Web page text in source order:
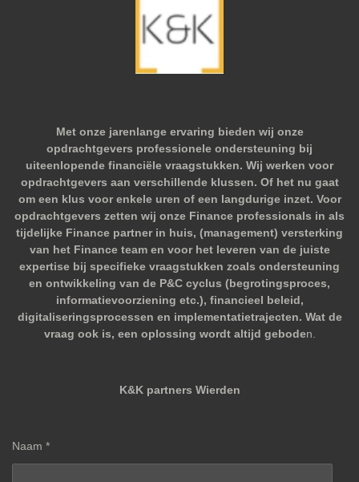
Met onze jarenlange ervaring bieden wij onze
opdrachtgevers professionele ondersteuning bij
uiteenlopende financiële vraagstukken. Wij werken voor
opdrachtgevers aan verschillende klussen. Of het nu gaat
om een klus voor enkele uren of een langdurige inzet. Voor
opdrachtgevers zetten wij onze Finance professionals in als
tijdelijke Finance partner in huis, (management) versterking
van het Finance team en voor het leveren van de juiste
expertise bij specifieke vraagstukken zoals ondersteuning
en ontwikkeling van de P&C cyclus (begrotingsproces,
informatievoorziening etc.), financieel beleid,
digitaliseringsprocessen en implementatietrajecten. Wat de
vraag ook is, een oplossing wordt altijd geboden.
K&K partners Wierden
Naam *